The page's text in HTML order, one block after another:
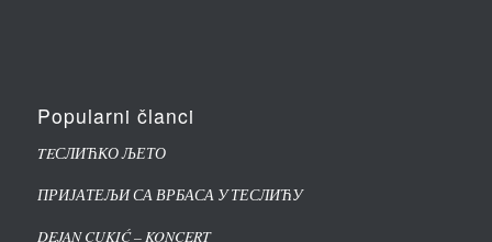
Popularni članci
TEСЛИЋКО ЉЕТО
ПРИЈАТЕЉИ СА ВРБАСА У ТЕСЛИЋУ
DEJAN CUKIĆ – KONCERT